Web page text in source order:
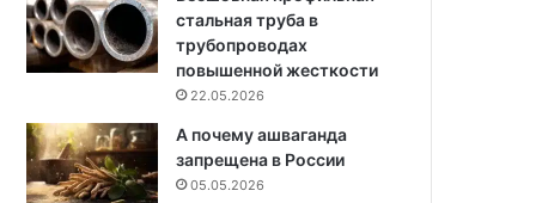
стальная труба в
трубопроводах
повышенной жесткости
22.05.2026
А почему ашваганда
запрещена в России
05.05.2026